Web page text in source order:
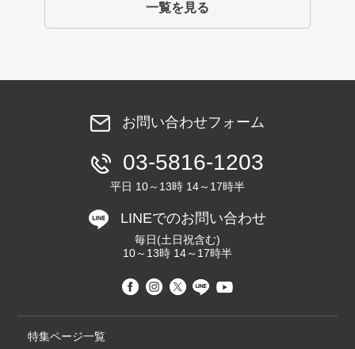
一覧を見る
お問い合わせフォーム
03-5816-1203
平日 10～13時 14～17時半
LINEでのお問い合わせ
毎日(土日祝含む)
10～13時 14～17時半
特集ページ一覧